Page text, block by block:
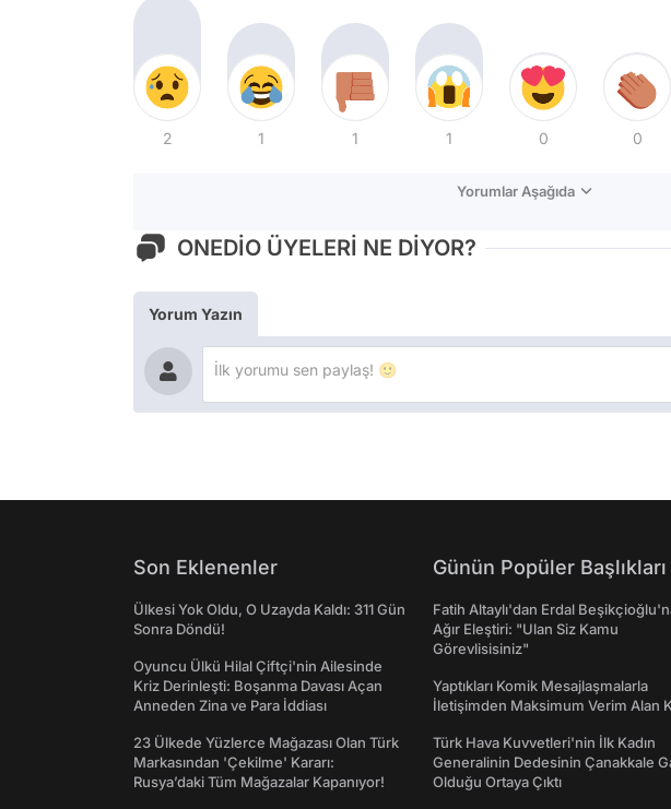
2 1 1 1 0 0
Yorumlar Aşağıda
ONEDİO ÜYELERİ NE DİYOR?
Yorum Yazın
Son Eklenenler
Ülkesi Yok Oldu, O Uzayda Kaldı: 311 Gün
Sonra Döndü!
Oyuncu Ülkü Hilal Çiftçi'nin Ailesinde
Kriz Derinleşti: Boşanma Davası Açan
Anneden Zina ve Para İddiası
23 Ülkede Yüzlerce Mağazası Olan Türk
Markasından 'Çekilme' Kararı:
Rusya’daki Tüm Mağazalar Kapanıyor!
Günün Popüler Başlıkları
Fatih Altaylı'dan Erdal
Ağır Eleştiri: "Ulan Siz Kamu
Görevlisisiniz"
Yaptıkları Komik Mesajlaşmalarla
İletişimden Maksimum Verim Alan
Türk Hava Kuvvetleri'nin İlk Kadın
Generalinin Dedesinin Çanakkale
Olduğu Ortaya Çıktı